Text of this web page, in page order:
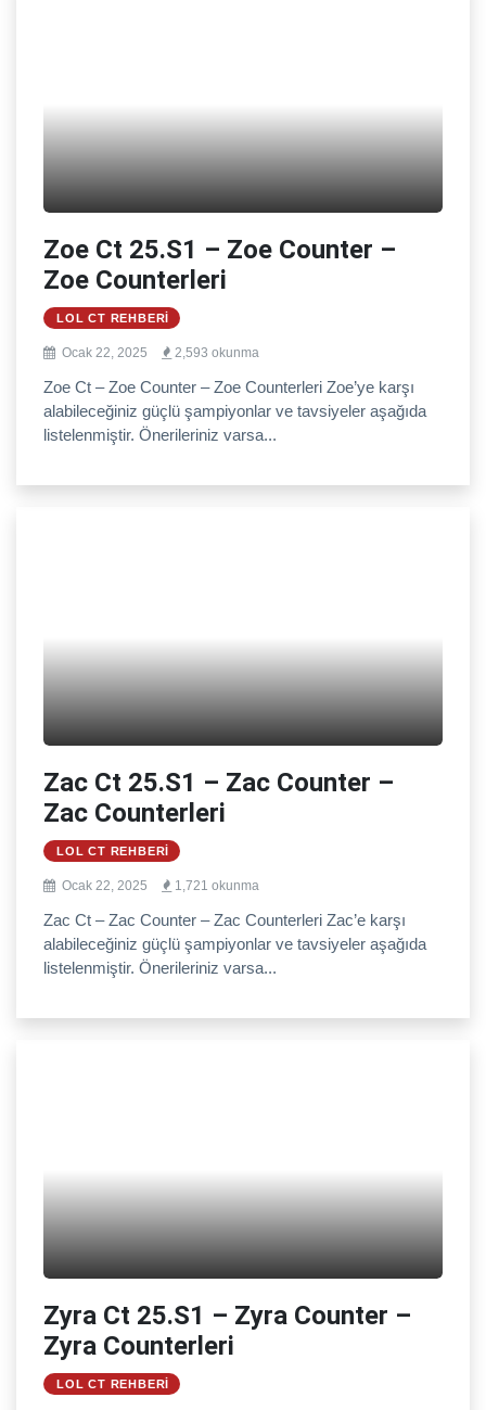
Zoe Ct 25.S1 – Zoe Counter –
Zoe Counterleri
LOL CT REHBERI
Ocak 22, 2025 2,593 okunma
Zoe Ct – Zoe Counter – Zoe Counterleri Zoe’ye karşı
alabileceğiniz güçlü şampiyonlar ve tavsiyeler aşağıda
listelenmiştir. Önerileriniz varsa...
Zac Ct 25.S1 – Zac Counter –
Zac Counterleri
LOL CT REHBERI
Ocak 22, 2025 1,721 okunma
Zac Ct – Zac Counter – Zac Counterleri Zac’e karşı
alabileceğiniz güçlü şampiyonlar ve tavsiyeler aşağıda
listelenmiştir. Önerileriniz varsa...
Zyra Ct 25.S1 – Zyra Counter –
Zyra Counterleri
LOL CT REHBERI